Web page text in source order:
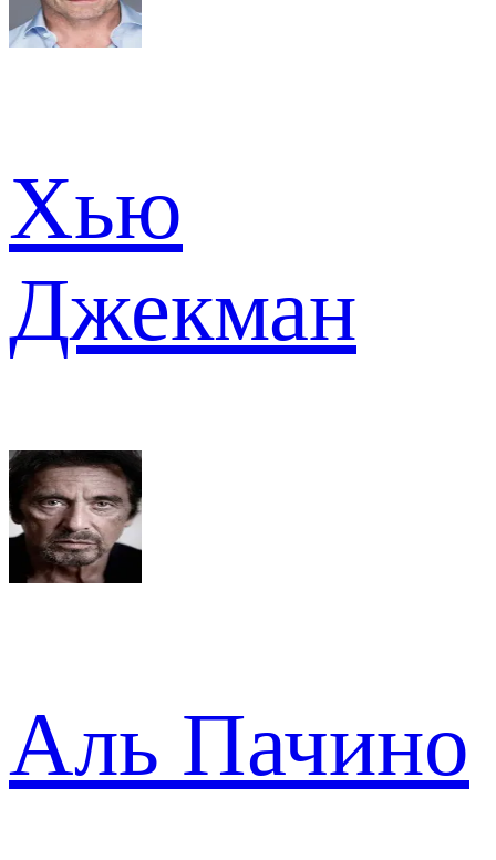
Хью
Джекман
Аль Пачино